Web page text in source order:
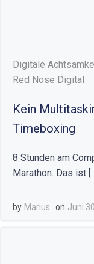
Digitale
Red Nose Digital
Kein
Timeboxing
8 Stunden am
Marathon. Das ist
by Marius on Juni 30